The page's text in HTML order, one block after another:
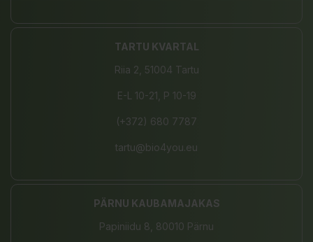
TARTU KVARTAL
Riia 2, 51004 Tartu
E-L 10-21, P 10-19
(+372) 680 7787
tartu@bio4you.eu
PÄRNU KAUBAMAJAKAS
Papiniidu 8, 80010 Pärnu